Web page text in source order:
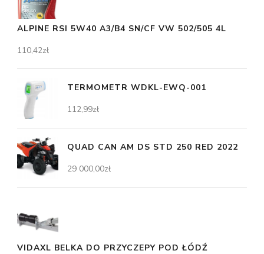
ALPINE RSI 5W40 A3/B4 SN/CF VW 502/505 4L
110,42zł
TERMOMETR WDKL-EWQ-001
112,99zł
QUAD CAN AM DS STD 250 RED 2022
29 000,00zł
VIDAXL BELKA DO PRZYCZEPY POD ŁÓDŹ